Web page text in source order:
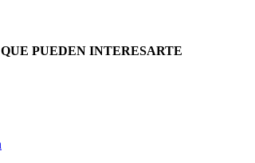
PUEDEN INTERESARTE